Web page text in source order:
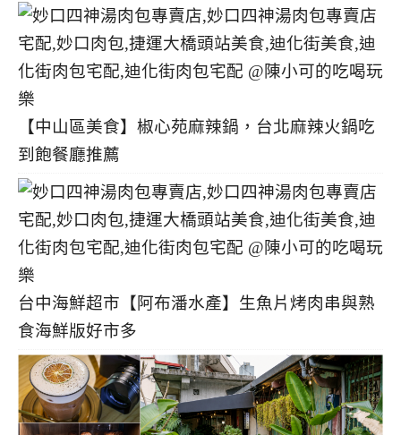
【中山區美食】椒心苑麻辣鍋，台北麻辣火鍋吃
到飽餐廳推薦
台中海鮮超市【阿布潘水產】生魚片烤肉串與熟
食海鮮版好市多